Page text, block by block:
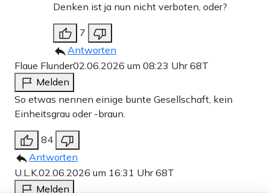
Denken ist ja nun nicht verboten, oder?
7
Antworten
Flaue Flunder02.06.2026 um 08:23 Uhr68T
Melden
So etwas nennen einige bunte Gesellschaft, kein
Einheitsgrau oder -braun.
84
Antworten
U.L.K.02.06.2026 um 16:31 Uhr68T
Melden